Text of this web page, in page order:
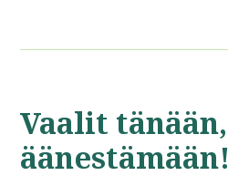
Vaalit tänään,
äänestämään!